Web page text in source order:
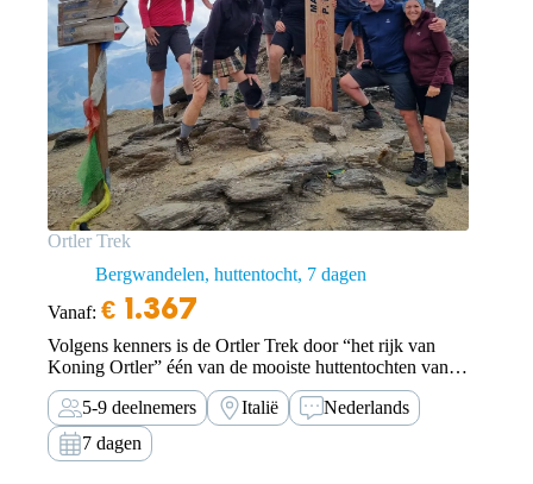
Ortler Trek
Bergwandelen, huttentocht 7 dagen
Vanaf: € 1.367
Volgens kenners is de Ortler Trek door “het rijk van
Koning Ortler” één van de mooiste huttentochten van
de Alpen. Ervaar dit prachtige gebied en wandel met
TOE vanuit het Ultental naar de Ortler.
5-9 deelnemers Italië
Nederlands
7 dagen